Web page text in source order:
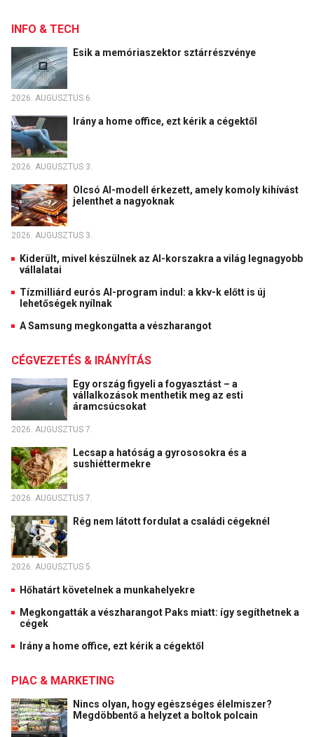
INFO & TECH
Esik a memóriaszektor sztárrészvénye
2026. AUGUSZTUS 6.
Irány a home office, ezt kérik a cégektől
2026. AUGUSZTUS 3.
Olcsó AI-modell érkezett, amely komoly kihívást
jelenthet a nagyoknak
2026. AUGUSZTUS 3.
Kiderült, mivel készülnek az AI-korszakra a világ legnagyobb
vállalatai
Tízmilliárd eurós AI-program indul: a kkv-k előtt is új
lehetőségek nyílnak
A Samsung megkongatta a vészharangot
CÉGVEZETÉS & IRÁNYÍTÁS
Egy ország figyeli a fogyasztást – a
vállalkozások menthetik meg az esti
áramcsúcsokat
2026. AUGUSZTUS 7.
Lecsap a hatóság a gyrososokra és a
sushiéttermekre
2026. AUGUSZTUS 7.
Rég nem látott fordulat a családi cégeknél
2026. AUGUSZTUS 5.
Hőhatárt követelnek a munkahelyekre
Megkongatták a vészharangot Paks miatt: így segíthetnek a
cégek
Irány a home office, ezt kérik a cégektől
PIAC & MARKETING
Nincs olyan, hogy egészséges élelmiszer?
Megdöbbentő a helyzet a boltok polcain